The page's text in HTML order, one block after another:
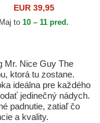
Core Combo The
Bros.
EUR 39,95
Maj to 10 – 11 pred.
Mr. Nice Guy The
ktorá tu zostane.
ideálna pre každého
jedinečný nádych.
padnutie, zatiaľ čo
a kvality.